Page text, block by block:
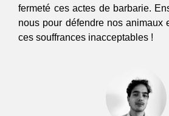
fermeté ces actes de barbarie.
nous pour défendre nos animaux
ces souffrances inacceptables !